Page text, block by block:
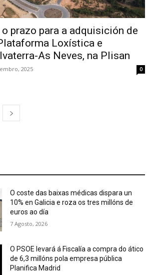
o prazo para a adquisición de
Loxística e
As Neves, na Plisan
2025 0
O coste das baixas médicas dispara un
10% en Galicia e roza os tres millóns de
euros ao día
7 Agosto, 2026
O PSOE levará á Fiscalía a compra do ático
de 6,3 millóns pola empresa pública
Planifica Madrid